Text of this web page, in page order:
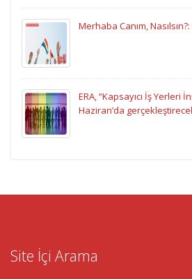
Merhaba Canım,
ERA, “Kapsayıcı İş Yerleri
Haziran’da
Site İçi Arama